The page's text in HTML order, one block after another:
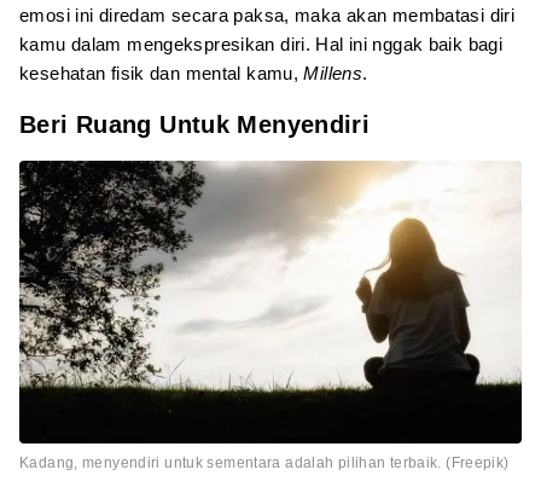
emosi ini diredam secara paksa, maka akan membatasi diri
kamu dalam mengekspresikan diri. Hal ini nggak baik bagi
kesehatan fisik dan mental kamu,Millens.
Beri Ruang Untuk Menyendiri
Kadang, menyendiri untuk sementara adalah pilihan terbaik. (Freepik)